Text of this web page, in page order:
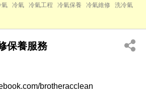
氣 冷氣 冷氣工程 冷氣保養 冷氣維修
洗冷氣
保養服務
brotheracclean